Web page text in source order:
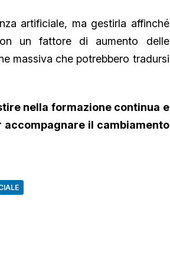
artificiale, ma gestirla affinché
un fattore di aumento delle
massiva che potrebbero tradursi
nella formazione continua e
il cambiamento